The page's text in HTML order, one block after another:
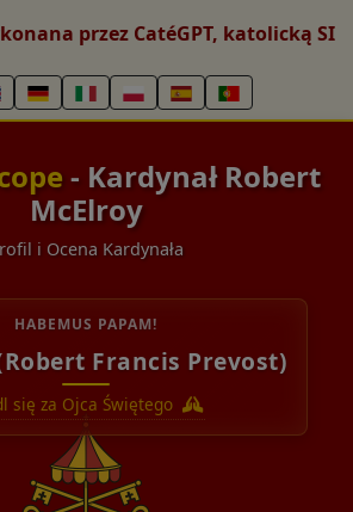
przez CatéGPT, katolicką SI
- Kardynał Robert
McElroy
i Ocena Kardynała
HABEMUS PAPAM!
Francis Prevost)
się za Ojca Świętego